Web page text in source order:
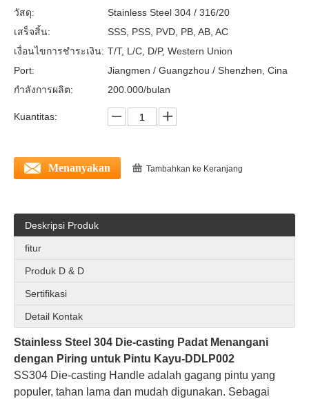
วัสดุ:
Stainless Steel 304 / 316/20
เสร็จสิ้น:
SSS, PSS, PVD, PB, AB, AC
เงื่อนไขการชำระเงิน: T/T, L/C, D/P, Western Union
Port:
Jiangmen / Guangzhou / Shenzhen, Cina
กำลังการผลิต:
200.000/bulan
Kuantitas:
Menanyakan Tambahkan ke Keranjang
Deskripsi Produk
fitur
Produk D & D
Sertifikasi
Detail Kontak
Stainless Steel 304 Die-casting Padat Menangani
dengan Piring untuk Pintu Kayu-DDLP002
SS304 Die-casting Handle adalah gagang pintu yang
populer, tahan lama dan mudah digunakan. Sebagai